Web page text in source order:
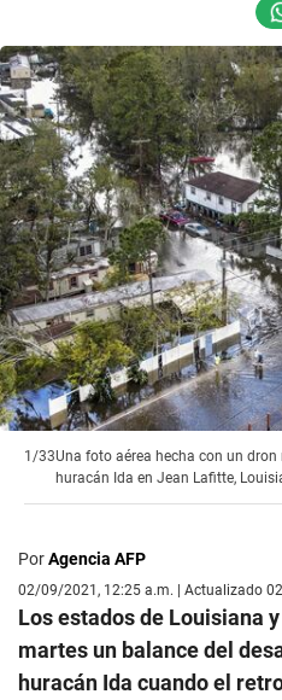
1/33Una foto aérea hecha con un
huracán Ida en Jean Lafitte,
PorAgencia AFP
02/09/2021, 12:25 a.m. | Actualizado
Los estados de Louisiana
martes un balance del
huracán Ida cuando el